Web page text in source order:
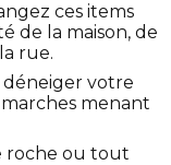
ces items
de la maison, de
rue.
déneiger votre
menant
roche ou tout